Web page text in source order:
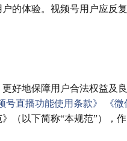
的体验。视频号用户应反
好地保障用户合法权益及
号直播功能使用条款》 《
（以下简称“本规范”），